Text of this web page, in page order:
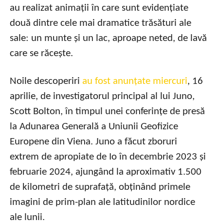
au realizat animații în care sunt evidențiate
două dintre cele mai dramatice trăsături ale
sale: un munte și un lac, aproape neted, de lavă
care se răcește.
Noile descoperiri au fost anunțate miercuri, 16
aprilie, de investigatorul principal al lui Juno,
Scott Bolton, în timpul unei conferințe de presă
la Adunarea Generală a Uniunii Geofizice
Europene din Viena. Juno a făcut zboruri
extrem de apropiate de Io în decembrie 2023 și
februarie 2024, ajungând la aproximativ 1.500
de kilometri de suprafață, obținând primele
imagini de prim-plan ale latitudinilor nordice
ale lunii.